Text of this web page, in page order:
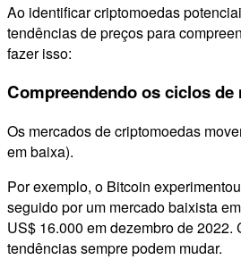
Ao identificar criptomoedas
tendências de preços para
fazer isso:
Compreendendo os ciclos de
Os mercados de criptomoedas
em baixa).
Por exemplo, o Bitcoin
seguido por um mercado baixista
US$ 16.000 em dezembro de
tendências sempre podem mudar.